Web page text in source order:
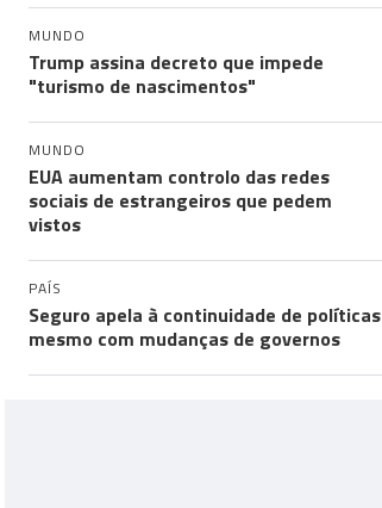
MUNDO
Trump assina decreto que impede
"turismo de nascimentos"
MUNDO
EUA aumentam controlo das redes
sociais de estrangeiros que pedem
vistos
PAÍS
Seguro apela à continuidade de políticas
mesmo com mudanças de governos